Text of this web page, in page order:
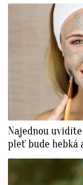
Najednou
pleť bude hebká